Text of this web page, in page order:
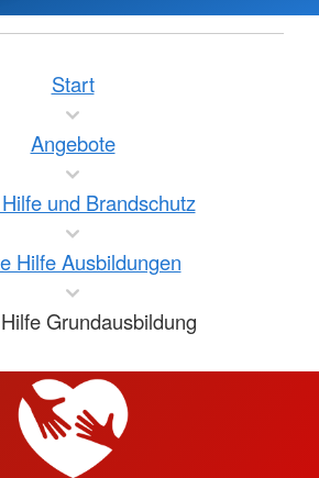
Start
Angebote
und Brandschutz
Hilfe Ausbildungen
Grundausbildung